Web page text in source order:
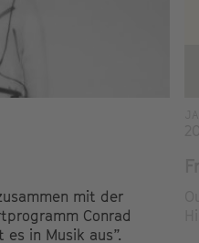
mit der
Conrad
in Musik aus”.